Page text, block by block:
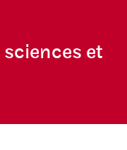
sciences et